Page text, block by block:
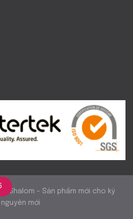
Shalom - Sản phẩm mới cho kỷ
nguyên mới